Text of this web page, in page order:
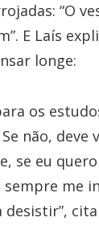
“O
E Laís
longe:
os
não, deve
se eu
sempre me
desistir”, cita